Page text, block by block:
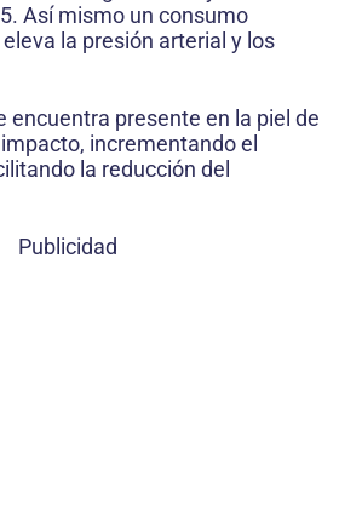
Así mismo un consumo
la presión arterial y los
encuentra presente en la piel de
incrementando el
la reducción del
Publicidad